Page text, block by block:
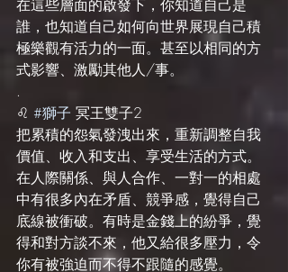
在這些層面的啟發下，你知道自己是
誰，也知道自己如何向世界展現自己積
極樂觀有活力的一面。甚至以相同的方
式影響、激勵其他人/事。
.
♌️ #獅子 冥王雙子2
把累積的怨氣發洩出來，重新調整自我
價值、收入和支出、享受生活的方式。
在人際關係、與人合作、一對一的相處
中有很多內在矛盾、競爭感，覺得自己
底線被衝破。有時是金錢上的紛爭，覺
得和對方談不來，他又給很多壓力，令
你有被強迫而不得不跟隨的感覺。